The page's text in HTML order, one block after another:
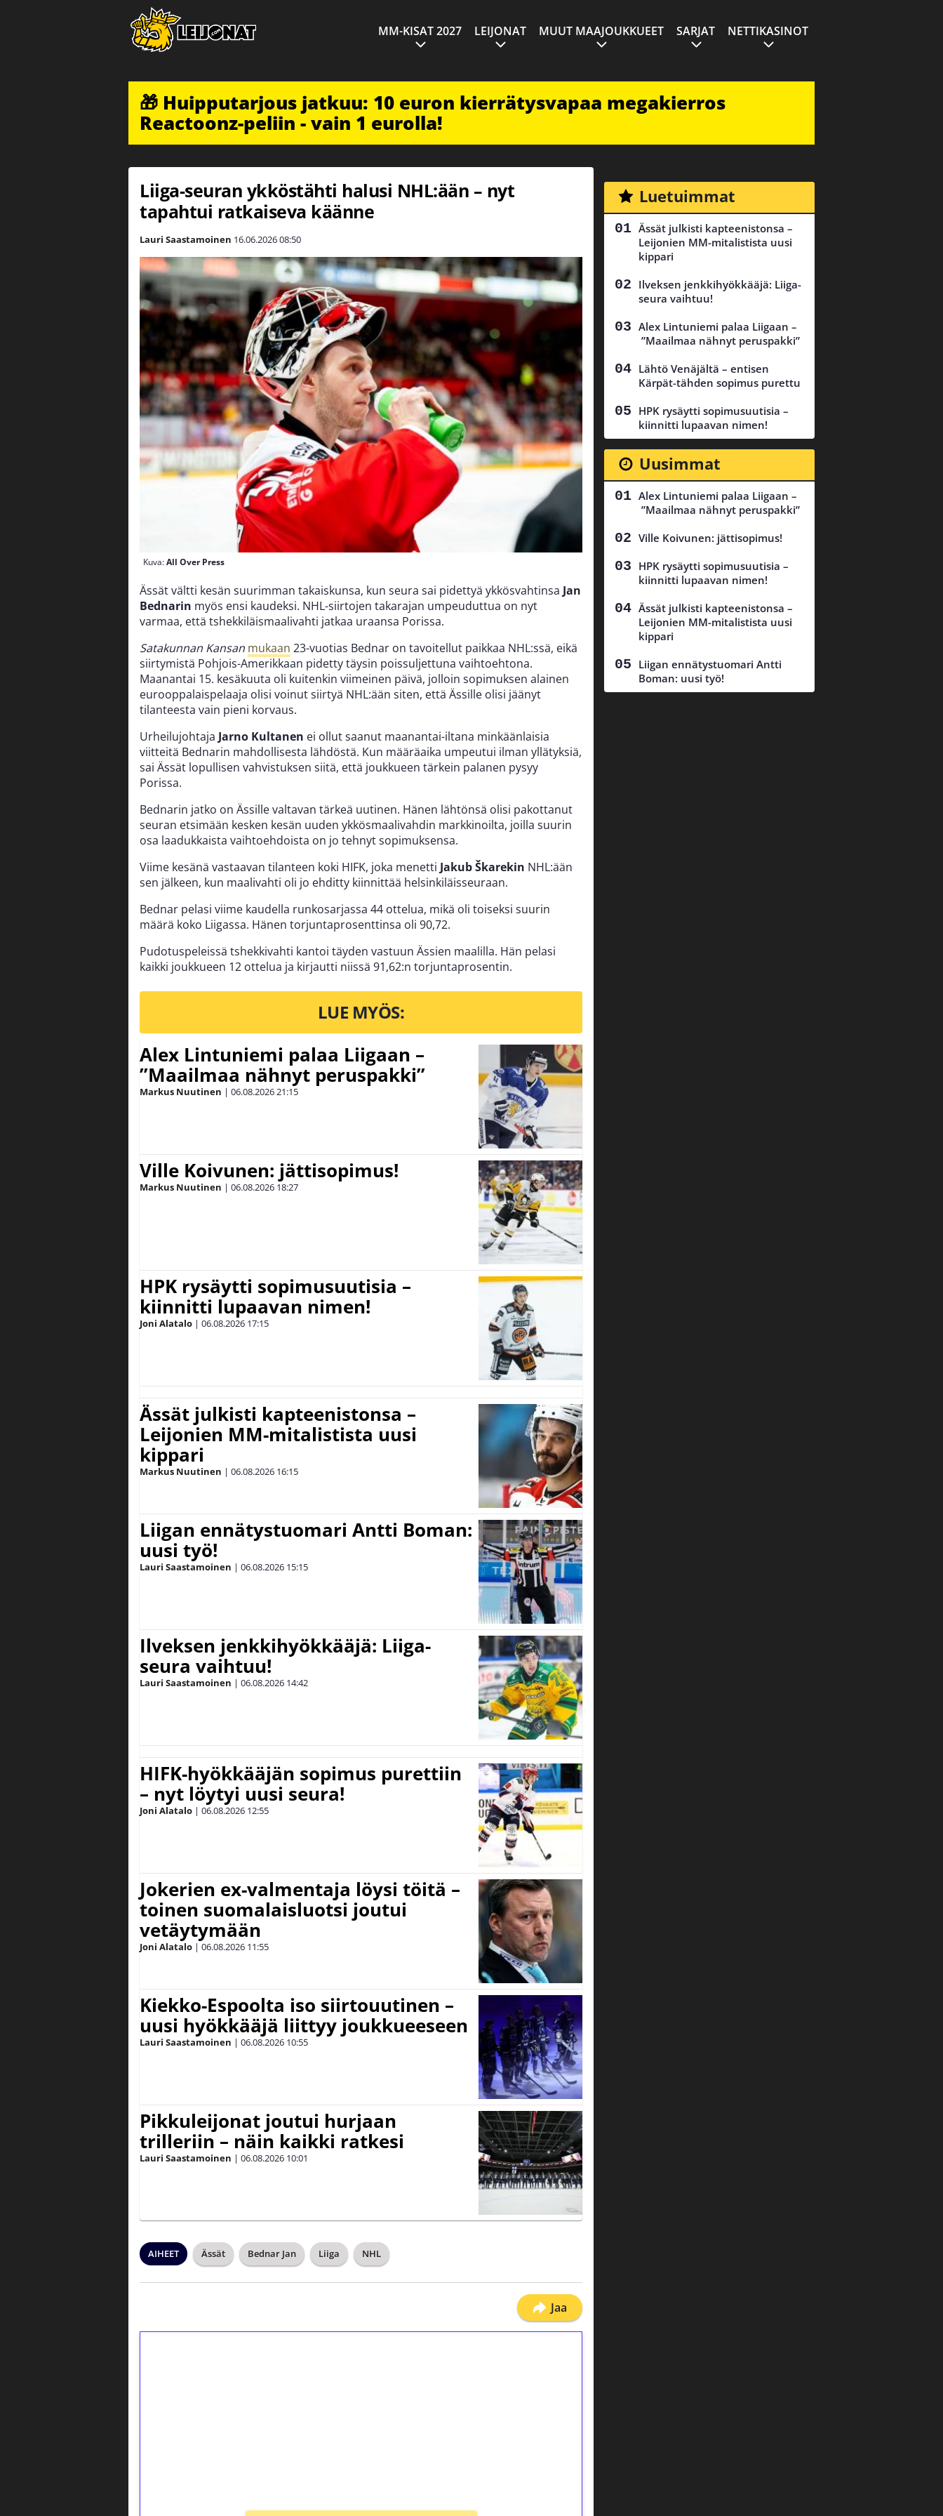
MM-KISAT 2027 LEIJONAT MUUT MAAJOUKKUEET SARJAT NETTIKASINOT
🎁 Huipputarjous jatkuu: 10 euron kierrätysvapaa megakierros
Reactoonz-peliin - vain 1 eurolla!
Liiga-seuran ykköstähti halusi NHL:ään – nyt
tapahtui ratkaiseva käänne
Lauri Saastamoinen 16.06.202608:50
Kuva:All Over Press
Ässät vältti kesän suurimman takaiskunsa, kun seura sai pidettyä ykkösvahtinsa Jan
Bednarin myös ensi kaudeksi. NHL-siirtojen takarajan umpeuduttua on nyt
varmaa, että tshekkiläismaalivahti jatkaa uraansa Porissa.
Satakunnan Kansan mukaan 23-vuotias Bednar on tavoitellut paikkaa NHL:ssä, eikä
siirtymistä Pohjois-Amerikkaan pidetty täysin poissuljettuna vaihtoehtona.
Maanantai 15. kesäkuuta oli kuitenkin viimeinen päivä, jolloin sopimuksen alainen
eurooppalaispelaaja olisi voinut siirtyä NHL:ään siten, että Ässille olisi jäänyt
tilanteesta vain pieni korvaus.
Urheilujohtaja Jarno Kultanen ei ollut saanut maanantai-iltana minkäänlaisia
viitteitä Bednarin mahdollisesta lähdöstä. Kun määräaika umpeutui ilman yllätyksiä,
sai Ässät lopullisen vahvistuksen siitä, että joukkueen tärkein palanen pysyy
Porissa.
Bednarin jatko on Ässille valtavan tärkeä uutinen. Hänen lähtönsä olisi pakottanut
seuran etsimään kesken kesän uuden ykkösmaalivahdin markkinoilta, joilla suurin
osa laadukkaista vaihtoehdoista on jo tehnyt sopimuksensa.
Viime kesänä vastaavan tilanteen koki HIFK, joka menetti Jakub Škarekin NHL:ään
sen jälkeen, kun maalivahti oli jo ehditty kiinnittää helsinkiläisseuraan.
Bednar pelasi viime kaudella runkosarjassa 44 ottelua, mikä oli toiseksi suurin
määrä koko Liigassa. Hänen torjuntaprosenttinsa oli 90,72.
Pudotuspeleissä tshekkivahti kantoi täyden vastuun Ässien maalilla. Hän pelasi
kaikki joukkueen 12 ottelua ja kirjautti niissä 91,62:n torjuntaprosentin.
LUE MYÖS:
Alex Lintuniemi palaa Liigaan –
”Maailmaa nähnyt peruspakki”
Markus Nuutinen | 06.08.202621:15
Ville Koivunen: jättisopimus!
Markus Nuutinen | 06.08.2026 18:27
HPK rysäytti sopimusuutisia –
kiinnitti lupaavan nimen!
Joni Alatalo | 06.08.2026 17:15
Ässät julkisti kapteenistonsa –
Leijonien MM-mitalistista uusi
kippari
Markus Nuutinen | 06.08.2026 16:15
Liigan ennätystuomari Antti Boman:
uusi työ!
Lauri Saastamoinen | 06.08.2026 15:15
Ilveksen jenkkihyökkääjä: Liiga-
seura vaihtuu!
Lauri Saastamoinen | 06.08.2026 14:42
HIFK-hyökkääjän sopimus purettiin
– nyt löytyi uusi seura!
Joni Alatalo | 06.08.2026 12:55
Jokerien ex-valmentaja löysi töitä –
toinen suomalaisluotsi joutui
vetäytymään
Joni Alatalo | 06.08.2026 11:55
Kiekko-Espoolta iso siirtouutinen –
uusi hyökkääjä liittyy joukkueeseen
Lauri Saastamoinen | 06.08.2026 10:55
Pikkuleijonat joutui hurjaan
trilleriin – näin kaikki ratkesi
Lauri Saastamoinen | 06.08.2026 10:01
AIHEET Ässät Bednar Jan Liiga NHL
Jaa
Luetuimmat
Ässät julkisti kapteenistonsa –
Leijonien MM-mitalistista uusi
kippari
Ilveksen jenkkihyökkääjä: Liiga-
seura vaihtuu!
Alex Lintuniemi palaa Liigaan –
”Maailmaa nähnyt peruspakki”
Lähtö Venäjältä – entisen
Kärpät-tähden sopimus purettu
HPK rysäytti sopimusuutisia –
kiinnitti lupaavan nimen!
Uusimmat
Alex Lintuniemi palaa Liigaan –
”Maailmaa nähnyt peruspakki”
Ville Koivunen: jättisopimus!
HPK rysäytti sopimusuutisia –
kiinnitti lupaavan nimen!
Ässät julkisti kapteenistonsa –
Leijonien MM-mitalistista uusi
kippari
Liigan ennätystuomari Antti
Boman: uusi työ!